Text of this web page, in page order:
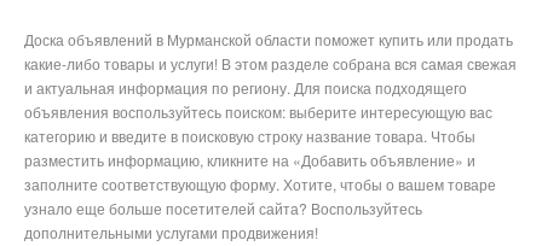
Доска объявлений в Мурманской области поможет купить или продать
какие-либо товары и услуги! В этом разделе собрана вся самая свежая
и актуальная информация по региону. Для поиска подходящего
объявления воспользуйтесь поиском: выберите интересующую вас
категорию и введите в поисковую строку название товара. Чтобы
разместить информацию, кликните на «Добавить объявление» и
заполните соответствующую форму. Хотите, чтобы о вашем товаре
узнало еще больше посетителей сайта? Воспользуйтесь
дополнительными услугами продвижения!